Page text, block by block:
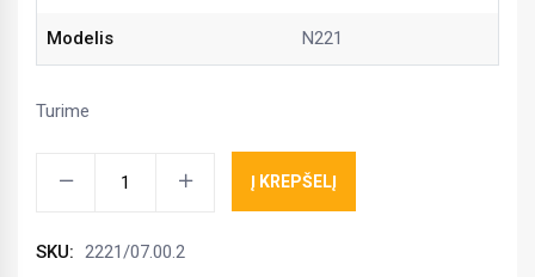
Modelis N221
Turime
mm.
Į KREPŠELĮ
SKU: 2221/07.00.2